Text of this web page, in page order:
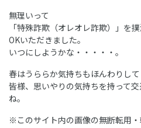
無理いって
「特殊詐欺（オレオレ詐欺）」を
OKいただきました。
いつにしようかな・・・・・。
春はうららか気持ちもほんわりし
皆様、思いやりの気持ちを持って
ね。
※このサイト内の画像の無断転用・